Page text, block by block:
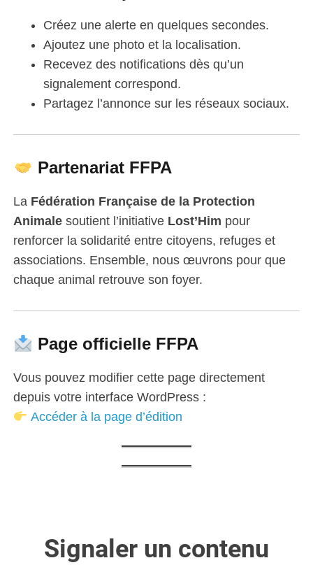
Créez une alerte en quelques secondes.
Ajoutez une photo et la localisation.
Recevez des notifications dès qu’un
signalement correspond.
Partagez l’annonce sur les réseaux sociaux.
Partenariat FFPA
La Fédération Française de la Protection
Animale soutient l’initiative Lost’Him pour
renforcer la solidarité entre citoyens, refuges et
associations. Ensemble, nous œuvrons pour que
chaque animal retrouve son foyer.
Page officielle FFPA
Vous pouvez modifier cette page directement
depuis votre interface WordPress :
Accéder à la page d’édition
Signaler un contenu